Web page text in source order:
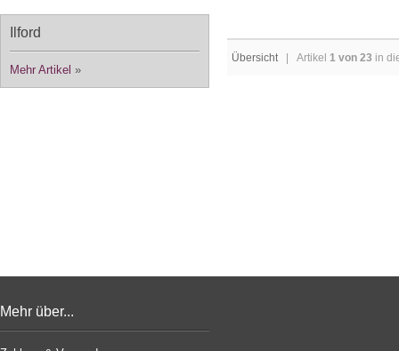
Ilford
Mehr Artikel »
Übersicht| Artikel 1 von 23 in
Mehr über...